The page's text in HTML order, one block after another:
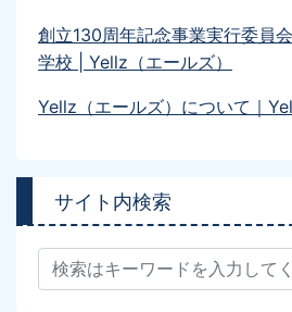
創立130周年記念事業実行委員
学校 | Yellz（エールズ）
Yellz（エールズ）について｜
サイト内検索